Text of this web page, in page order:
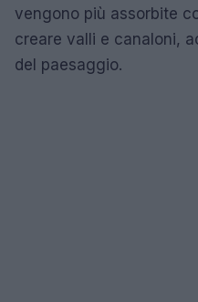
vengono più assorbite
creare valli e canaloni,
del paesaggio.